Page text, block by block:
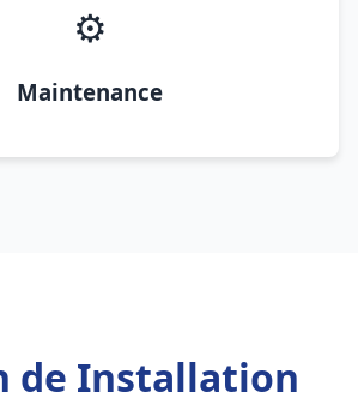
⚙️
Maintenance
de Installation